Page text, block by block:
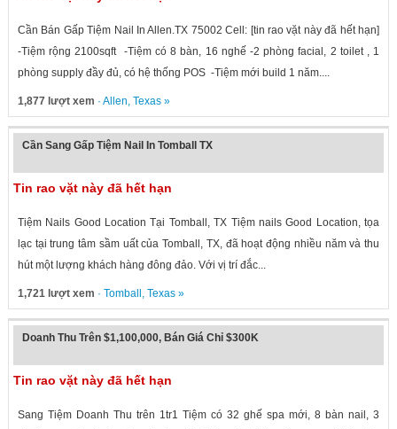
Cần Bán Gấp Tiệm Nail In Allen.TX 75002 Cell: [tin rao vặt này đã hết hạn]
-Tiệm rộng 2100sqft -Tiệm có 8 bàn, 16 nghế -2 phòng facial, 2 toilet , 1
phòng supply đầy đủ, có hệ thống POS -Tiệm mới build 1 năm....
1,877 lượt xem · Allen, Texas»
Cần Sang Gấp Tiệm Nail In Tomball TX
Tin rao vặt này đã hết hạn
Tiệm Nails Good Location Tại Tomball, TX Tiệm nails Good Location, tọa
lạc tại trung tâm sầm uất của Tomball, TX, đã hoạt động nhiều năm và thu
hút một lượng khách hàng đông đảo. Với vị trí đắc...
1,721 lượt xem · Tomball , Texas»
Doanh Thu Trên $1,100,000, Bán Giá Chỉ $300K
Tin rao vặt này đã hết hạn
Sang Tiệm Doanh Thu trên 1tr1 Tiệm có 32 ghế spa mới, 8 bàn nail, 3